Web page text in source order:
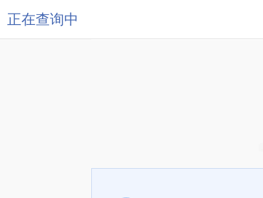
正在查询中